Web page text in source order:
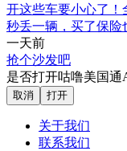
开这些车要小心了！
秒丢一辆，买了保险
一天前
抢个沙发吧
是否打开咕噜美国通
取消 打开
关于我们
联系我们